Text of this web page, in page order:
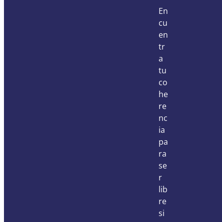
En
cu
en
tr
a
tu
co
he
re
nc
ia
pa
ra
se
r
lib
re
si